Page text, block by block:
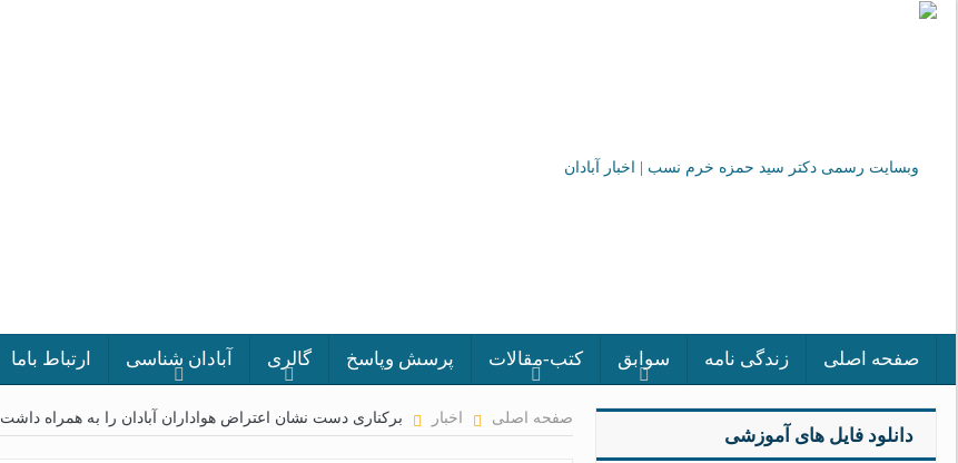
صفحه اصلی زندگی نامه سوابق کتب-مقالات پرسش وپاسخ گالری آبادان شناسی ارتباط باما
صفحه اصلی اخبار برکناری دست نشان اعتراض هواداران آبادان را به همراه داشت
دانلود فایل های آموزشی